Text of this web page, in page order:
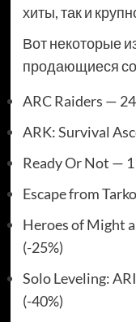
хиты, так и
Вот некоторые
продающиеся
ARC Raiders —
ARK: Survival
Ready Or Not —
Escape from
Heroes of Might
(-25%)
Solo Leveling:
(-40%)